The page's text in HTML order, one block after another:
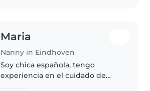
Maria
Nanny in Eindhoven
Soy chica española, tengo
experiencia en el cuidado de